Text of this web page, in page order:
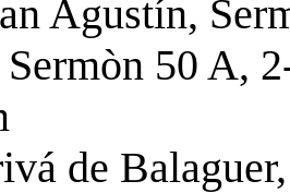
Agustín,
50 A,
de